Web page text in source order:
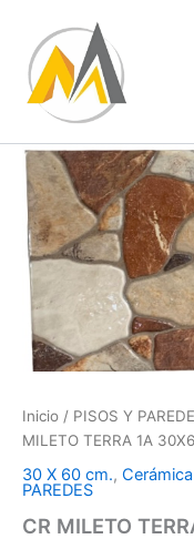
contenido
Inicio / PISOS Y
MILETO TERRA 1A
30 X 60 cm.,
PAREDES
CR MILETO
CR
MILETO
TERRA
1A
30X60
(IT)
2.16M2
12
U
cantidad